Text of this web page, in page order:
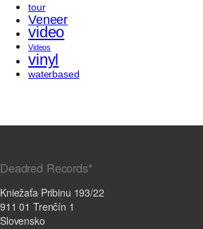
tour
Veneer
video
Videos
vinyl
waterbased
Deadred Records*
Kniežaťa Pribinu 193/22
911 01 Trenčín 1
Slovensko